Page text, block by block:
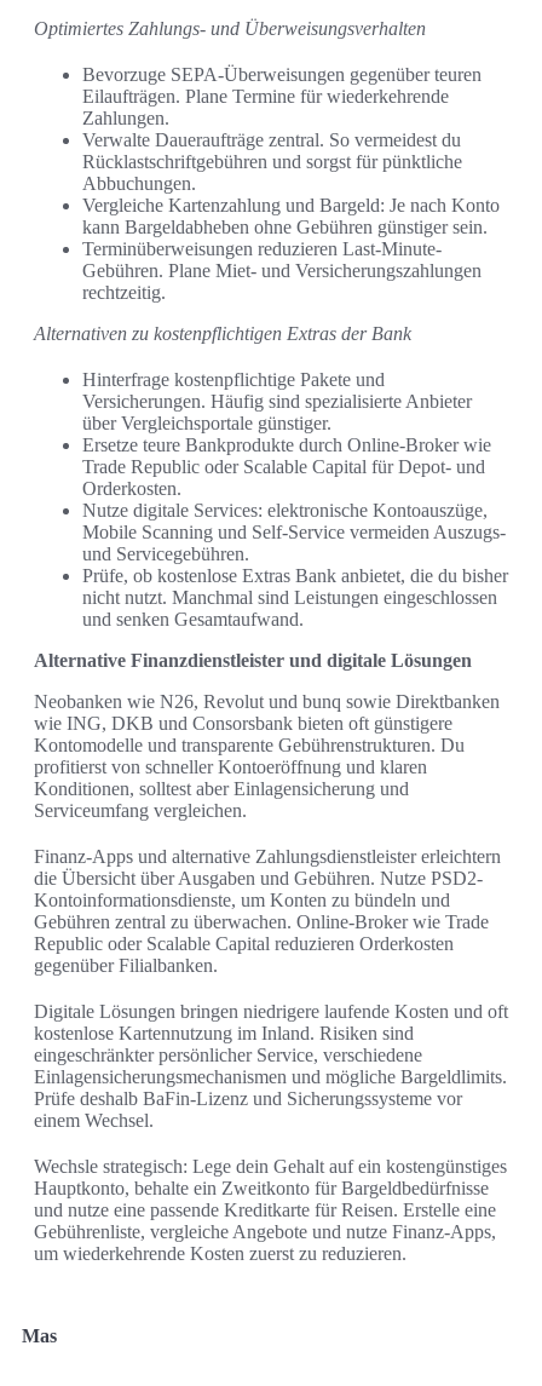
Optimiertes Zahlungs- und Überweisungsverhalten
Bevorzuge SEPA-Überweisungen gegenüber teuren
Eilaufträgen. Plane Termine für wiederkehrende
Zahlungen.
Verwalte Daueraufträge zentral. So vermeidest du
Rücklastschriftgebühren und sorgst für pünktliche
Abbuchungen.
Vergleiche Kartenzahlung und Bargeld: Je nach Konto
kann Bargeldabheben ohne Gebühren günstiger sein.
Terminüberweisungen reduzieren Last-Minute-
Gebühren. Plane Miet- und Versicherungszahlungen
rechtzeitig.
Alternativen zu kostenpflichtigen Extras der Bank
Hinterfrage kostenpflichtige Pakete und
Versicherungen. Häufig sind spezialisierte Anbieter
über Vergleichsportale günstiger.
Ersetze teure Bankprodukte durch Online-Broker wie
Trade Republic oder Scalable Capital für Depot- und
Orderkosten.
Nutze digitale Services: elektronische Kontoauszüge,
Mobile Scanning und Self-Service vermeiden Auszugs-
und Servicegebühren.
Prüfe, ob kostenlose Extras Bank anbietet, die du bisher
nicht nutzt. Manchmal sind Leistungen eingeschlossen
und senken Gesamtaufwand.
Alternative Finanzdienstleister und digitale Lösungen
Neobanken wie N26, Revolut und bunq sowie Direktbanken
wie ING, DKB und Consorsbank bieten oft günstigere
Kontomodelle und transparente Gebührenstrukturen. Du
profitierst von schneller Kontoeröffnung und klaren
Konditionen, solltest aber Einlagensicherung und
Serviceumfang vergleichen.
Finanz-Apps und alternative Zahlungsdienstleister erleichtern
die Übersicht über Ausgaben und Gebühren. Nutze PSD2-
Kontoinformationsdienste, um Konten zu bündeln und
Gebühren zentral zu überwachen. Online-Broker wie Trade
Republic oder Scalable Capital reduzieren Orderkosten
gegenüber Filialbanken.
Digitale Lösungen bringen niedrigere laufende Kosten und oft
kostenlose Kartennutzung im Inland. Risiken sind
eingeschränkter persönlicher Service, verschiedene
Einlagensicherungsmechanismen und mögliche Bargeldlimits.
Prüfe deshalb BaFin-Lizenz und Sicherungssysteme vor
einem Wechsel.
Wechsle strategisch: Lege dein Gehalt auf ein kostengünstiges
Hauptkonto, behalte ein Zweitkonto für Bargeldbedürfnisse
und nutze eine passende Kreditkarte für Reisen. Erstelle eine
Gebührenliste, vergleiche Angebote und nutze Finanz-Apps,
um wiederkehrende Kosten zuerst zu reduzieren.
Mas